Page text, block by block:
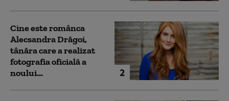
2
Cine este românca
Alecsandra Drăgoi,
tânăra care a realizat
fotografia oficială a
noului...